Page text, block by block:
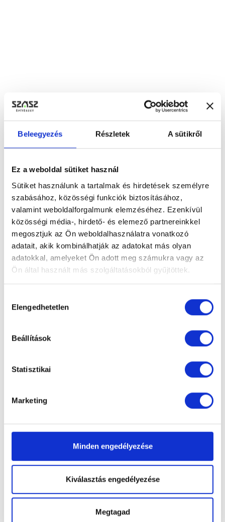
Beleegyezés Részletek A sütikről
Ez a weboldal sütiket használ
Sütiket használunk a tartalmak és hirdetések személyre
szabásához, közösségi funkciók biztosításához,
valamint weboldalforgalmunk elemzéséhez. Ezenkívül
közösségi média-, hirdető- és elemező partnereinkkel
megosztjuk az Ön weboldalhasználatra vonatkozó
adatait, akik kombinálhatják az adatokat más olyan
adatokkal, amelyeket Ön adott meg számukra vagy az
Ön által használt más szolgáltatásokból gyűjtöttek.
kiválasztása
Elengedhetetlen
Beállítások
Statisztikai
Marketing
Minden engedélyezése
Kiválasztás engedélyezése
Megtagad